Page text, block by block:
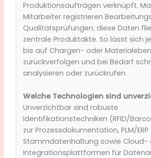
Produktionsaufträgen verknüpft.
Mitarbeiter registrieren
Qualitätsprüfungen; diese Daten
zentrale Produktakte. So lässt sich
bis auf Chargen- oder
zurückverfolgen und bei Bedarf
analysieren oder zurückrufen.
Welche Technologien sind
Unverzichtbar sind robuste
Identifikationstechniken (RFID/
zur Prozessdokumentation, PLM/ERP
Stammdatenhaltung sowie Cloud-
Integrationsplattformen für